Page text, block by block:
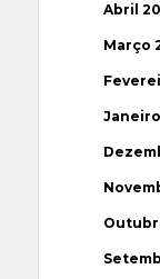
Abril
Março